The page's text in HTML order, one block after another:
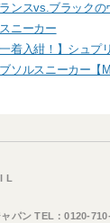
ンスvs.ブラックの
ニーカー
着入紺！】シュプ
ソルスニーカー【
L
パン TEL：0120-